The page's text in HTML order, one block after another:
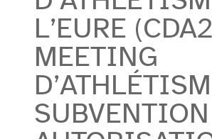
L’EURE
MEETING